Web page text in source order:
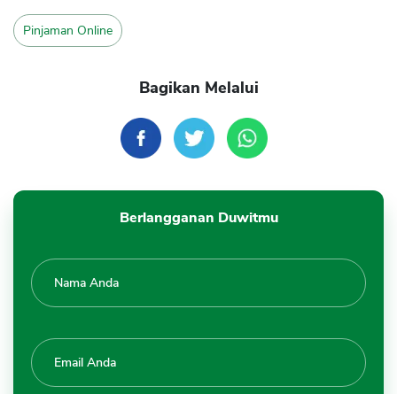
Pinjaman Online
Bagikan Melalui
Berlangganan Duwitmu